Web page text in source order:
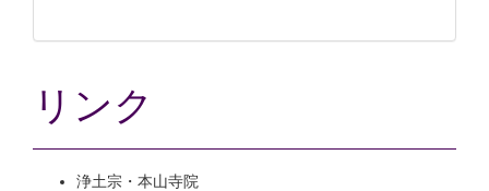
リンク
浄土宗・本山寺院